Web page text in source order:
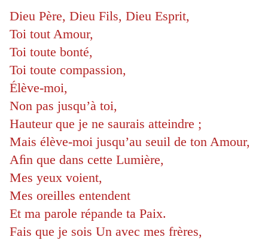
Dieu Père, Dieu Fils, Dieu Esprit,
Toi tout Amour,
Toi toute bonté,
Toi toute compassion,
Élève-moi,
Non pas jusqu’à toi,
Hauteur que je ne saurais atteindre ;
Mais élève-moi jusqu’au seuil de ton Amour,
Aﬁn que dans cette Lumière,
Mes yeux voient,
Mes oreilles entendent
Et ma parole répande ta Paix.
Fais que je sois Un avec mes frères,